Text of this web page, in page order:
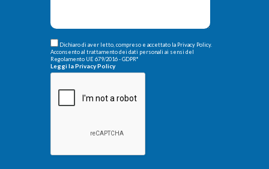
Dichiaro di aver letto, compreso e accettato la Privacy Policy.
Acconsento al trattamento dei dati personali ai sensi del
Regolamento UE 679/2016 - GDPR*
Leggi la Privacy Policy